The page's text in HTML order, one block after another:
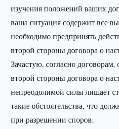
изучения положений ваших
ваша ситуация содержит все
необходимо предпринять
второй стороны договора о
Зачастую, согласно договорам,
второй стороны договора о
непреодолимой силы лишает
такие обстоятельства, что
при разрешении споров.